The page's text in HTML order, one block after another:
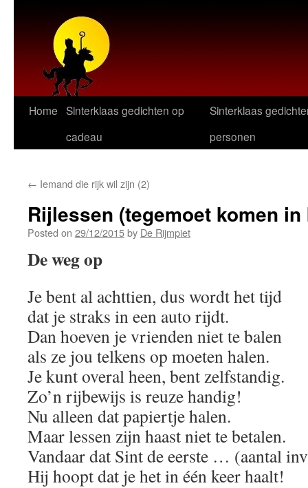
Home Sinterklaas gedichten op
cadeau
Sinterklaas
personen
← Iemand die rijk wil zijn (2)
Rijlessen (tegemoet komen in
Posted on 29/12/2015by De Rijmpiet
De weg op
Je bent al achttien, dus wordt het tijd
dat je straks in een auto rijdt.
Dan hoeven je vrienden niet te balen
als ze jou telkens op moeten halen.
Je kunt overal heen, bent zelfstandig.
Zo’n rijbewijs is reuze handig!
Nu alleen dat papiertje halen.
Maar lessen zijn haast niet te betalen.
Vandaar dat Sint de eerste … (aantal
Hij hoopt dat je het in één keer haalt!